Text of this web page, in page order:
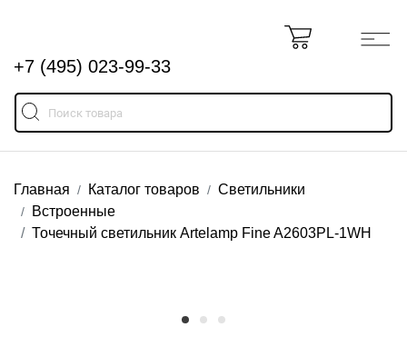
+7 (495) 023-99-33
Главная Каталог товаров
Светильники
Встроенные
Точечный светильник Artelamp Fine A2603PL-1WH